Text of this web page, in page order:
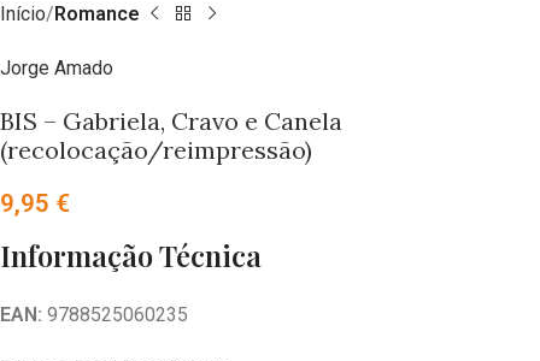
Início Romance
Jorge Amado
BIS – Gabriela, Cravo e Canela
(recolocação/reimpressão)
9,95 €
Informação Técnica
EAN: 9788525060235